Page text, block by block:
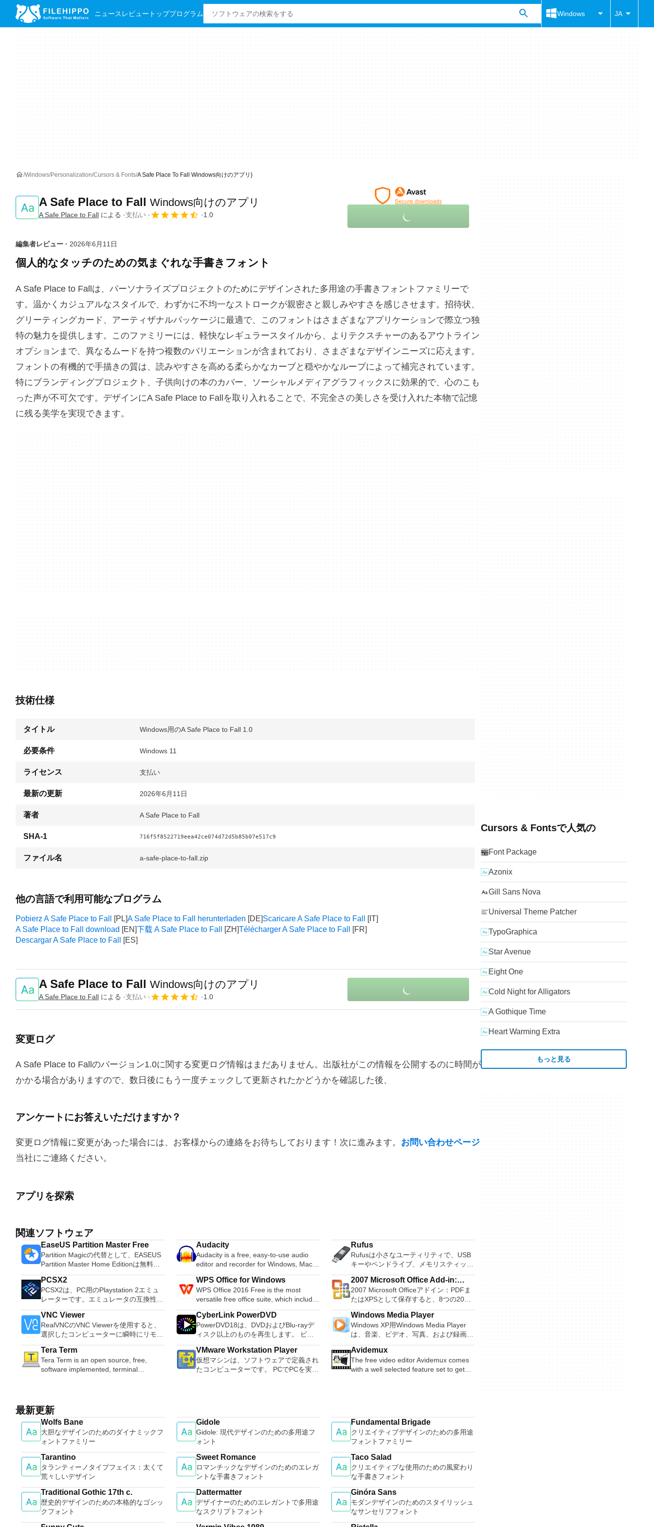
ニュース レビュー トッププログラム Windows JA
Windows Personalization Cursors & Fonts A Safe Place To Fall Windows向けのアプリ}
A Safe Place to Fall Windows向けのアプリ
A Safe Place to Fall による 支払い 1.0
編集者レビュー · 2026年6月11日
個人的なタッチのための気まぐれな手書きフォント
A Safe Place to Fallは、パーソナライズプロジェクトのためにデザインされた多用途の手書きフォントファミリーで
す。温かくカジュアルなスタイルで、わずかに不均一なストロークが親密さと親しみやすさを感じさせます。招待状、
グリーティングカード、アーティザナルパッケージに最適で、このフォントはさまざまなアプリケーションで際立つ独
特の魅力を提供します。このファミリーには、軽快なレギュラースタイルから、よりテクスチャーのあるアウトライン
オプションまで、異なるムードを持つ複数のバリエーションが含まれており、さまざまなデザインニーズに応えます。
フォントの有機的で手描きの質は、読みやすさを高める柔らかなカーブと穏やかなループによって補完されています。
特にブランディングプロジェクト、子供向けの本のカバー、ソーシャルメディアグラフィックスに効果的で、心のこも
った声が不可欠です。デザインにA Safe Place to Fallを取り入れることで、不完全さの美しさを受け入れた本物で記憶
に残る美学を実現できます。
技術仕様
タイトル Windows用のA Safe Place to Fall 1.0
必要条件 Windows 11
ライセンス 支払い
最新の更新 2026年6月11日
著者 A Safe Place to Fall
SHA-1 716f5f8522719eea42ce074d72d5b85b07e517c9
ファイル名 a-safe-place-to-fall.zip
他の言語で利用可能なプログラム
Pobierz A Safe Place to Fall A Safe Place to Fall herunterladen
Scaricare A Safe Place to Fall
A Safe Place to Fall download
下载 A Safe Place to Fall
Télécharger A Safe Place to Fall
Descargar A Safe Place to Fall
A Safe Place to Fall Windows向けのアプリ
A Safe Place to Fall による 支払い 1.0
変更ログ
A Safe Place to Fallのバージョン1.0に関する変更ログ情報はまだありません。出版社がこの情報を公開するのに時間が
かかる場合がありますので、数日後にもう一度チェックして更新されたかどうかを確認した後、
アンケートにお答えいただけますか？
変更ログ情報に変更があった場合には、お客様からの連絡をお待ちしております！次に進みます。 お問い合わせページ
当社にご連絡ください。
アプリを探索
関連ソフトウェア
EaseUS Partition Master Free
Partition Magicの代替として、EASEUS
Partition Master Home Editionは無料の
オールインワンパーティションソリュー
ションおよびディスク管理ユーティリテ
ィです。パーティションの拡張（特にシ
ステムドライブ用）、ディスク領域の管
理、MBRおよびGUIDパーティションテ
ーブル（GPT）ディスクのディスク領域
不足の問題の解決を可能にします。 パ
ーティションのサイズ変更/移動システ
ムドライブを拡張するディスクとパーテ
ィションをコピーパーティションをマー
ジ分割パーティション空き領域を再分配
するダイナミックディスクの変換パーテ
Audacity
Audacity is a free, easy-to-use audio
editor and recorder for Windows, Mac
OS X, GNU/Linux and other operating
systems. You can use Audacity to:
Record live audio. Convert tapes and
records into digital recordings or CDs.
Edit Ogg Vorbis, MP3, WAV or AIFF
sound files. Cut, copy, splice or mix
sounds together. Change the speed or
pitch of a recording. Add new effects
with LADSPA plug-ins. And more!
Rufus
Rufusは小さなユーティリティで、USB
キーやペンドライブ、メモリスティック
などの起動可能なUSBフラッシュドライ
ブをフォーマットおよび作成できます。
Rufusは、次のシナリオで役立ちます。
Windows、Linux、およびUEFI用の起動
可能なISOからUSBインストールメディ
アを作成する必要がある場合。 OSがイ
ンストールされていないシステムで作業
する必要がある場合。 BIOSまたはその
他のファームウェアをDOSからフラッシ
ュする必要がある場合。 低レベルのユ
ーティリティを実行する必要がある場
LiveXP、Knoppix、Kubuntu、Linux
Mint、NT Password Registry Editor、
OpenSUSE、Parted Magic、
Ubuntu、Ultimate Boot CD、Windows
XP（SP2以降）、Windows Server 2003
R2、Windows Vista、Windows 7、
Windows 8。 *このリストは完全ではあ
りません。 サポートされている言語は
次のとおりです。インドネシア語、マレ
ーシア語、セシュティナ、ダンスク、ド
イツ語、英語、スペイン語、フランス
PCSX2
PCSX2は、PC用のPlaystation 2エミュ
レーターです。エミュレータの互換性率
は、プレイ可能なすべてのPS2ゲームの
80％以上を誇っています。かなり強力な
コンピューターを所有している場合、
PCSX2は優れたエミュレーターです。
また、このアプリケーションはローエン
ドコンピューターのサポートも提供する
ため、Playstation 2コンソールのすべて
の所有者は、PCで動作するゲームを見
体験をシミュレートできます。このアプ
リケーションでは、ディスクからゲーム
を直接実行することも、ハードドライブ
からISOイメージとして実行することも
できます。 主な機能は次のとおりで
す。 Savestates：ボタンを1つ押すだけ
で、ゲームの現在の「状態」を保存でき
ます。 無制限のメモリーカード：好き
から64MBまでの単一の物理カードに制
限されなくなりました。 高解像度グラ
フィックス：PCSX2を使用すると、
1080pまたは4K HDでゲームをプレイで
WPS Office for Windows
WPS Office 2016 Free is the most
versatile free office suite, which includes
free word processor, spreadsheet
program and presentation maker. With
these three programs you will easily be
able to deal with any office related
tasks. WPS Office 2016 Free has
multiple language support for English,
French, German, Spanish,
Portuguese,Russian and Polish
such as the paragraph adjustment tool
and multiple tabbed feature. It also has
a PDF converter, spell check and word
count feature. WPS Office 2016
Personal Edition supports switching
language UI,File Roaming and Docer
online templates. Key features include:
Presentation Multimedia presentations
creator. Spreadsheets Powerful tool for
data processing and analysis. 100%
compatible with MS Office document file
2007 Microsoft Office Add-in:
Microsoft Save as PDF or XPS
2007 Microsoft Officeアドイン：PDFま
たはXPSとして保存すると、8つの2007
Microsoft OfficeプログラムでPDFおよび
XPS形式にエクスポートして保存できま
す。このツールを使用すると、これらの
プログラムのサブセットでPDF形式およ
びXPS形式の電子メール添付ファイルと
して送信することもできます（特定の機
能はプログラムによって異なります）。
このダウンロードは、次のOfficeプログ
2007。 Microsoft Office PowerPoint
2007。 Microsoft Office Publisher
2007。 Microsoft Office Visio 2007。
Microsoft Office Word 2007。 2007
Microsoft Officeプログラムのこの
Microsoft Save as PDFまたはXPSアド
インは、2007 Microsoft Office systemソ
Microsoft Office systemソフトウェアの
ライセンス条項の対象となります。 シ
ステム要件：サポートされているオペレ
ーティングシステム。 Windows Server
VNC Viewer
RealVNCのVNC Viewerを使用すると、
選択したコンピューターに瞬時にリモー
トアクセスできます。 Mac、Windows
PC、またはLinuxマシン、世界中のどこ
からでも。 VNC Viewerを使用すると、
コンピューターのデスクトップを表示し
ンストールと使用が簡単です。制御した
いデバイスでインストーラーを実行し、
指示に従ってください。オプションで、
Windowsでのリモート展開に使用可能な
MSIがあります。デスクトッププラット
フォームにVNC Viewerをインストール
する権限がない場合は、スタンドアロン
オプションを選択する必要があります。
主な機能は次のとおりです。 クラウド
サービスを介してVNC Connectを実行し
ているコンピューターに接続します。
Apple Screen Sharing（ARD）などのサ
CyberLink PowerDVD
PowerDVD18は、DVDおよびBlu-rayデ
ィスク以上のものを再生します。 ビデ
オ、オーディオ、写真、VR 360°コンテ
ンツ、さらにはYouTubeやVimeoにとっ
ても、PowerDVD18は重要なエンターテ
イメントの仲間です。 Ultra HD HDR TV
比類のない再生サポートと独自の強化に
より、どこにいても簡単にリラックスで
きます。 新機能は次のとおりです。 4K
DHR向けに最適化 Ultra HD Blu-ray、
4K、HEVC / H.265およびHDR10コンテ
ンツをサポート全画面モードで21：9モ
ニターで2.35：1の映画を見る常時オン
のミニビューでYouTubeライブを見る
YouTubeおよびVimeoで4K HDRおよび
360ビデオを再生 VRエクスペリエンス
の向上：Microsoft Mixed Realityヘッド
Windows Media Player
Windows XP用Windows Media Player
は、音楽、ビデオ、写真、および録画し
たテレビ番組などすべてを保存して楽し
む最適な機能を搭載しています。 再
生、表示、外出先で楽しむためのポータ
ブル デバイスとの同期、さらには家中
をより多く - デジタル音楽体験がさらに
楽しくなります。 エンターテイメント
をすべて1つの場所に - 音楽、ビデオ、
写真、録画したテレビ番組をすべて保存
して楽しめます。 どこでも楽しめる -
どこにいても音楽、ビデオ、写真にアク
セスできます。
Tera Term
Tera Term is an open source, free,
software implemented, terminal
supports telnet, SSH 1 & 2 and serial
port connections. It also has a built-in
macro scripting language and some
other useful plugins. Key features
include: Automatically creates logs with
unique log names. Supports SSH,
standard telnet and serial ports.
Supports dec/digital/vt terminal
standards. Tera Term is a useful
application, which allows the connection
to any remote Telnet or SSH hosts. It
sports a clean and crisp layout that is
easy to work with. The application does
VMware Workstation Player
仮想マシンは、ソフトウェアで定義され
たコンピューターです。 PCでPCを実行
はVMware ESXで作成された仮想マシン
を簡単に操作できます。 主な機能は次
のとおりです。 1台のPCで複数のオペ
レーティングシステムを同時に実行しま
す。 インストールや構成の問題なし
に、事前構成された製品の利点を体験し
てください。 ホストコンピューターと
仮想マシン間でデータを共有します。
32ビットと64ビットの両方の仮想マシ
ンを実行します。 2-way Virtual SMPを
活用します。 サードパーティの仮想マ
シンとイメージを使用します。 ホスト
Avidemux
The free video editor Avidemux comes
with a well selected feature set to get
common codecs and filters. Avidemux
automates your tasks by creating
projects and putting them into the job
queue. Features: Non-linear video
editing Apply filters and effects
Transcode into various formats Insert or
extract audio streams Subtitle
processor Project system Powerful
scripting capabilities Graphical or
command line interfaces Video
encoders: MPEG-4 AVC, XviD, MPEG-4
ASP, MPEG-2 Video, MPEG-1 Video,
最新更新
Wolfs Bane
大胆なデザインのためのダイナミックフ
ォントファミリー
Gidole
Gidole: 現代デザインのための多用途フ
ォント
Fundamental Brigade
クリエイティブデザインのための多用途
フォントファミリー
Tarantino
タランティーノタイプフェイス：太くて
荒々しいデザイン
Sweet Romance
ロマンチックなデザインのためのエレガ
ントな手書きフォント
Taco Salad
クリエイティブな使用のための風変わり
な手書きフォント
Traditional Gothic 17th c.
歴史的デザインのための本格的なゴシッ
クフォント
Dattermatter
デザイナーのためのエレガントで多用途
なスクリプトフォント
Ginóra Sans
モダンデザインのためのスタイリッシュ
なサンセリフフォント
Cursors & Fontsで人気の
Font Package
Azonix
Gill Sans Nova
Universal Theme Patcher
TypoGraphica
Star Avenue
Eight One
Cold Night for Alligators
A Gothique Time
Heart Warming Extra
もっと見る